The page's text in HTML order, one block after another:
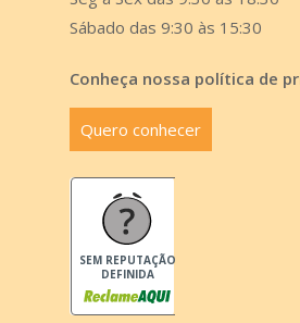
Sábado das 9:30 às 15:30
Conheça nossa política de
Quero conhecer
SEM REPUTAÇÃO
DEFINIDA